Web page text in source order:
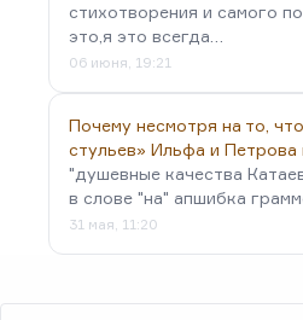
стихотворения и самого
это,я это всегда…
06 июня, 19:21
Почему несмотря на то,
стульев» Ильфа и Петрова
"душевные качества
в слове "на" апшибка
31 мая, 11:20